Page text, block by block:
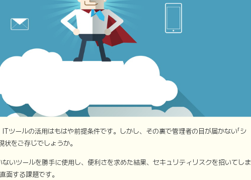
ツールの活用はもはや前提条件です。しかし、その裏で管理者の目が届かない「シ
状をご存じでしょうか。
いツールを勝手に使用し、便利さを求めた結果、セキュリティリスクを招いてしま
面する課題です。